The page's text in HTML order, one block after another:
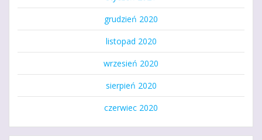
grudzień 2020
listopad 2020
wrzesień 2020
sierpień 2020
czerwiec 2020